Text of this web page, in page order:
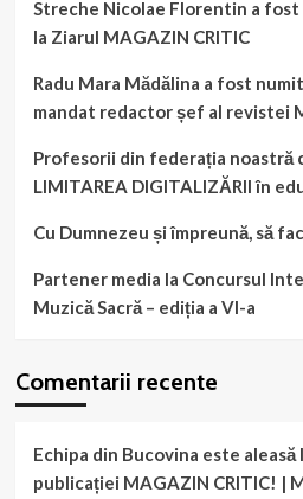
Streche Nicolae Florentin a
la Ziarul MAGAZIN CRITIC
Radu Mara Mădălina a fost
mandat redactor șef al revistei
Profesorii din federația noastră
LIMITAREA DIGITALIZĂRII în
Cu Dumnezeu și împreună, să
Partener media la Concursul
Muzică Sacră – ediția a VI-a
Comentarii recente
Echipa din Bucovina este aleasă
publicației MAGAZIN CRITIC! |